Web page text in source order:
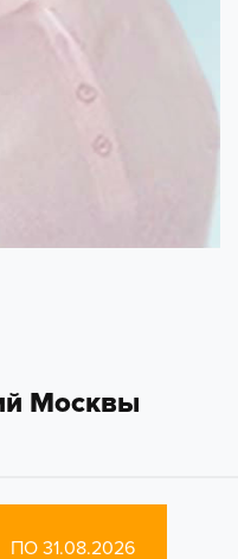
Москвы
ПО 31.08.2026